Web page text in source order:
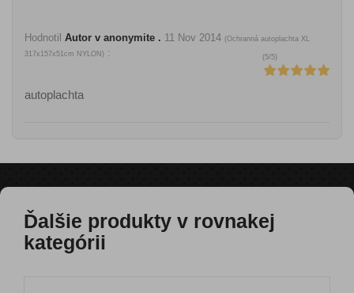
Hodnotil Autor v anonymite . 11 Nov 2014 (Ochranná autoplachta XL
317x157x51cm NYLON ) : (5/5)
autoplachta
Ďalšie produkty v rovnakej
kategórii